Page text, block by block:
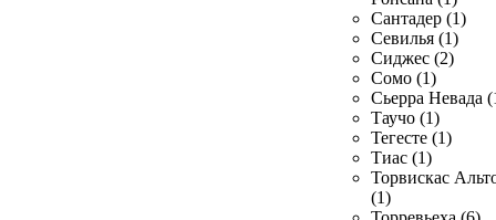
Сантадер (1)
Севилья (1)
Сиджес (2)
Сомо (1)
Сьерра Невада
Таучо (1)
Тегесте (1)
Тиас (1)
Торвискас
(1)